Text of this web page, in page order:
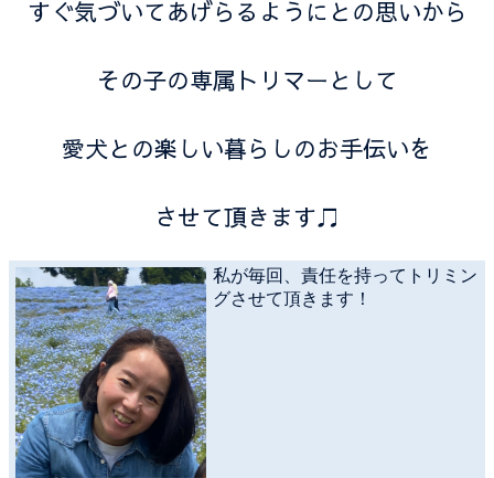
すぐ気づいてあげらるようにとの思いから
その子の専属トリマーとして
愛犬との楽しい暮らしのお手伝いを
させて頂きます♫
私が毎回、責任を持ってトリミン
グさせて頂きます！